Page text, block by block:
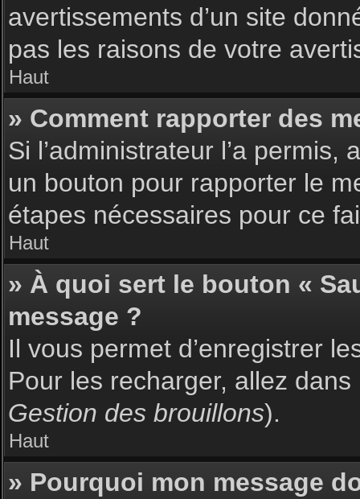
avertissements d’un site
pas les raisons de votre
Haut
» Comment rapporter des
Si l’administrateur l’a
un bouton pour rapporter le
étapes nécessaires pour ce
Haut
» À quoi sert le bouton «
message ?
Il vous permet d’enregistrer
Pour les recharger, allez
Gestion des brouillons).
Haut
» Pourquoi mon message